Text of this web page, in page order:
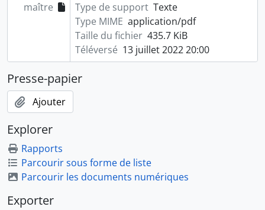
maître
Type de support Texte
Type MIME application/pdf
Taille du fichier 435.7 KiB
Téléversé 13 juillet 2022 20:00
Presse-papier
Ajouter
Explorer
Rapports
Parcourir sous forme de liste
Parcourir les documents numériques
Exporter